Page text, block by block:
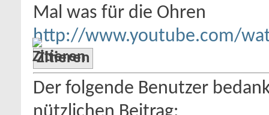
Mal was für die Ohren
http://www.youtube.com/
Zitieren
Der folgende Benutzer